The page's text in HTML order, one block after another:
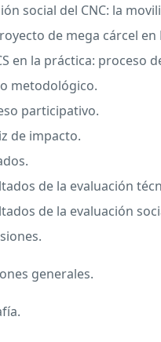
social del CNC: la
de mega cárcel en
en la práctica: proceso
metodológico.
participativo.
de impacto.
de la evaluación
de la evaluación
generales.